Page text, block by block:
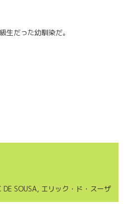
生だった幼馴染だ。
DE SOUSA, エリック・ド・スーザ